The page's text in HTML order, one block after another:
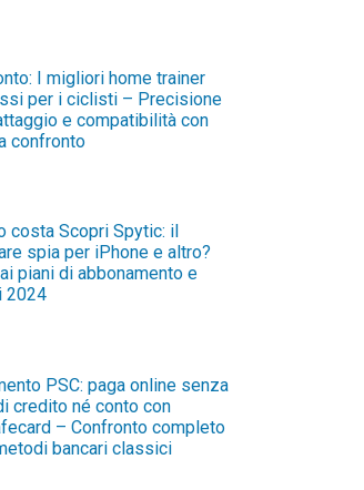
I migliori home trainer
per i ciclisti – Precisione
e compatibilità con
confronto
costa Scopri Spytic: il
spia per iPhone e altro?
piani di abbonamento e
2024
PSC: paga online senza
credito né conto con
– Confronto completo
bancari classici